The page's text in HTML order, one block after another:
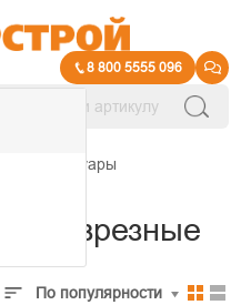
8 800 5555 096
и аксессуары
и врезные
По популярности